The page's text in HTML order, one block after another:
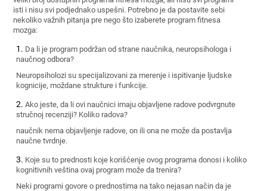
isti i nisu svi podjednako uspešni. Potrebno je da postavite sebi
nekoliko važnih pitanja pre nego što izaberete program fitnesa
mozga:
Da li je program podržan od strane naučnika, neuropsihologa i
naučnog odbora?
Neuropsiholozi su specijalizovani za merenje i ispitivanje ljudske
kognicije, moždane strukture i funkcije.
Ako jeste, da li ovi naučnici imaju objavljene radove podvrgnute
stručnoj recenziji? Koliko radova?
naučnik nema objavljenje radove, on ili ona ne može da postavlja
naučne tvrdnje.
Koje su to prednosti koje korišćenje ovog programa donosi i koliko
kognitivnih veština ovaj program može da trenira?
Neki programi govore o prednostima na tako nejasan način da je